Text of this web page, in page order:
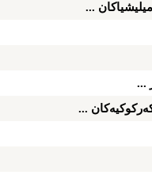
...
...
...